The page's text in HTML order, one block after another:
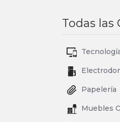
Todas las
Papelería
Muebles